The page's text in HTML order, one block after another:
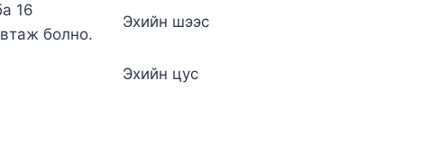
16
болно.
Эхийн шээс
Эхийн цус